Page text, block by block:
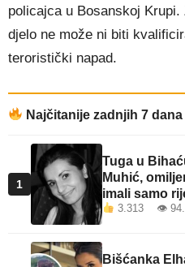
policajca u Bosanskoj
djelo ne može ni biti
teroristički napad.
Najčitanije zadnjih 7 dana
1
Tuga u
Muhić,
imali samo
3.313 👁
Bišćanka